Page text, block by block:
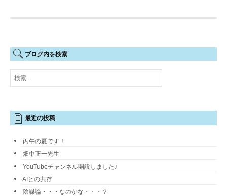
シ
ョ
ン
ブログ内を検索
検
索:
最近の投稿
丙午の夏です！
畑中正一先生
YouTubeチャンネル開設しました♪
AIとの共存
陰謀論・・・なのかな・・・？